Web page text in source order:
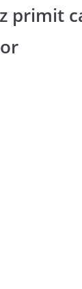
primit